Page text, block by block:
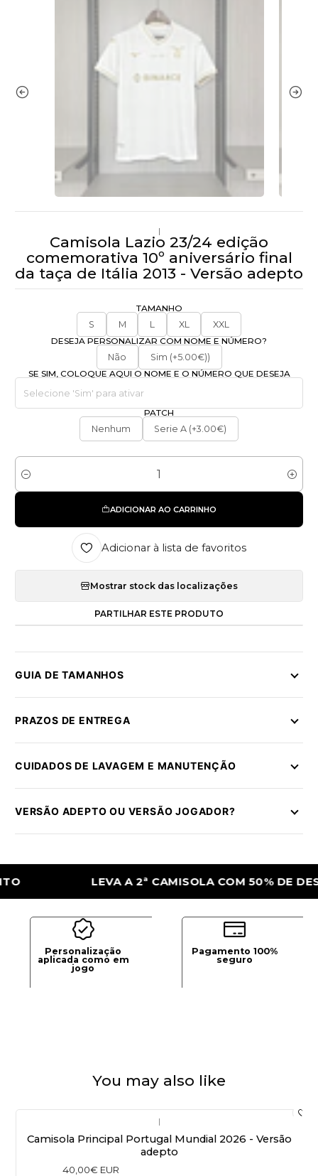
|
Camisola Lazio 23/24 edição
comemorativa 10º aniversário final
da taça de Itália 2013 - Versão adepto
TAMANHO
S
M L XL
XXL
DESEJA PERSONALIZAR COM NOME E NÚMERO?
Não
Sim (+5.00€))
SE SIM, COLOQUE AQUI O NOME E O NÚMERO QUE DESEJA
PATCH
Nenhum
Serie A (+3.00€)
Quantidade
ADICIONAR AO CARRINHO
Adicionar à lista de favoritos
Mostrar stock das localizações
PARTILHAR ESTE PRODUTO
GUIA DE TAMANHOS
PRAZOS DE ENTREGA
CUIDADOS DE LAVAGEM E MANUTENÇÃO
VERSÃO ADEPTO OU VERSÃO JOGADOR?
LEVA A 2ª CAMISOLA COM 50% DE
Personalização
aplicada como em
jogo
Pagamento 100%
seguro
You may also like
|
Camisola Principal Portugal Mundial 2026 - Versão
adepto
40,00€ EUR